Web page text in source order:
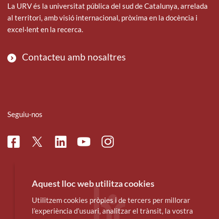
La URV és la universitat pública del sud de Catalunya, arrelada
al territori, amb visió internacional, pròxima en la docència i
excel·lent en la recerca.
Contacteu amb nosaltres
Seguiu-nos
FacebookTwitterLinkedinYoutubeInstagram
Aquest lloc web utilitza cookies
Utilitzem cookies pròpies i de tercers per millorar
l’experiència d’usuari, analitzar el trànsit, la vostra